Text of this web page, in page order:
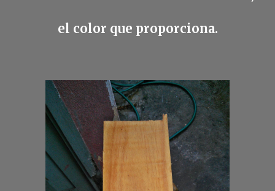
el color que proporciona.